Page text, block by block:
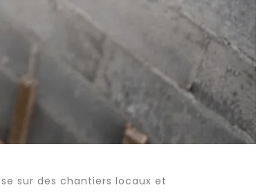
sur des chantiers locaux et